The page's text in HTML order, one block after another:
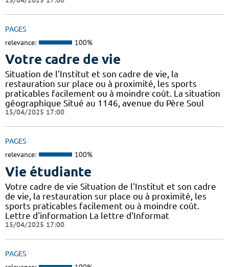
PAGES
relevance: 100%
Votre cadre de vie
Situation de l'Institut et son cadre de vie, la
restauration sur place ou à proximité, les sports
praticables facilement ou à moindre coût. La situation
géographique Situé au 1146, avenue du Père Soul
15/04/2025 17:00
PAGES
relevance: 100%
Vie étudiante
Votre cadre de vie Situation de l'Institut et son cadre
de vie, la restauration sur place ou à proximité, les
sports praticables facilement ou à moindre coût.
Lettre d'information La lettre d'Informat
15/04/2025 17:00
PAGES